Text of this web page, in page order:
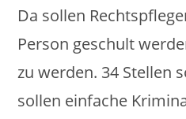
Da sollen
Person geschult
zu werden. 34 Stellen
sollen einfache